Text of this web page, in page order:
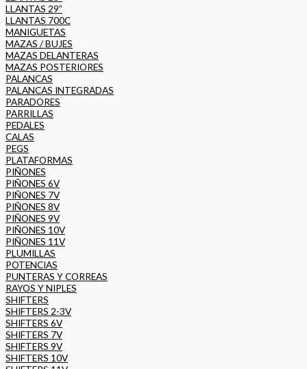
LLANTAS 29”
LLANTAS 700C
MANIGUETAS
MAZAS / BUJES
MAZAS DELANTERAS
MAZAS POSTERIORES
PALANCAS
PALANCAS INTEGRADAS
PARADORES
PARRILLAS
PEDALES
CALAS
PEGS
PLATAFORMAS
PIÑONES
PIÑONES 6V
PIÑONES 7V
PIÑONES 8V
PIÑONES 9V
PIÑONES 10V
PIÑONES 11V
PLUMILLAS
POTENCIAS
PUNTERAS Y CORREAS
RAYOS Y NIPLES
SHIFTERS
SHIFTERS 2-3V
SHIFTERS 6V
SHIFTERS 7V
SHIFTERS 9V
SHIFTERS 10V